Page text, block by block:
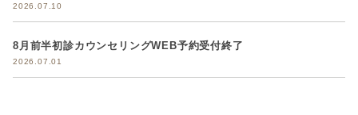
2026.07.10
8月前半初診カウンセリングWEB予約受付終了
2026.07.01